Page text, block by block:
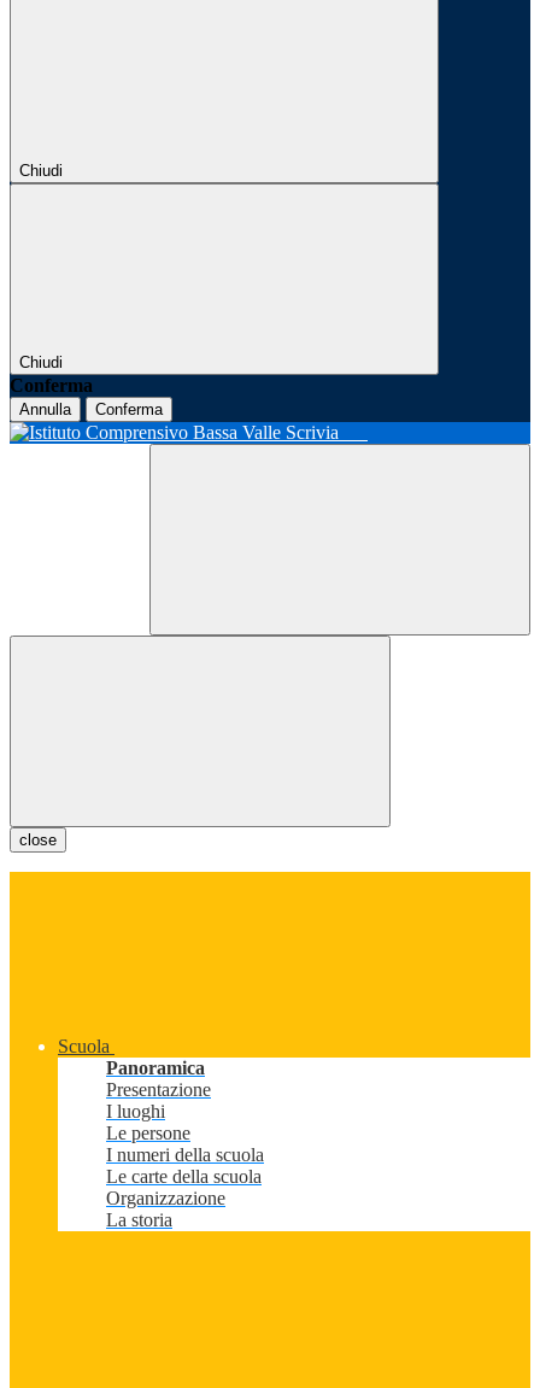
Chiudi
Chiudi
Conferma
Annulla Conferma
close
Scuola
Panoramica
Presentazione
I luoghi
Le persone
I numeri della scuola
Le carte della scuola
Organizzazione
La storia